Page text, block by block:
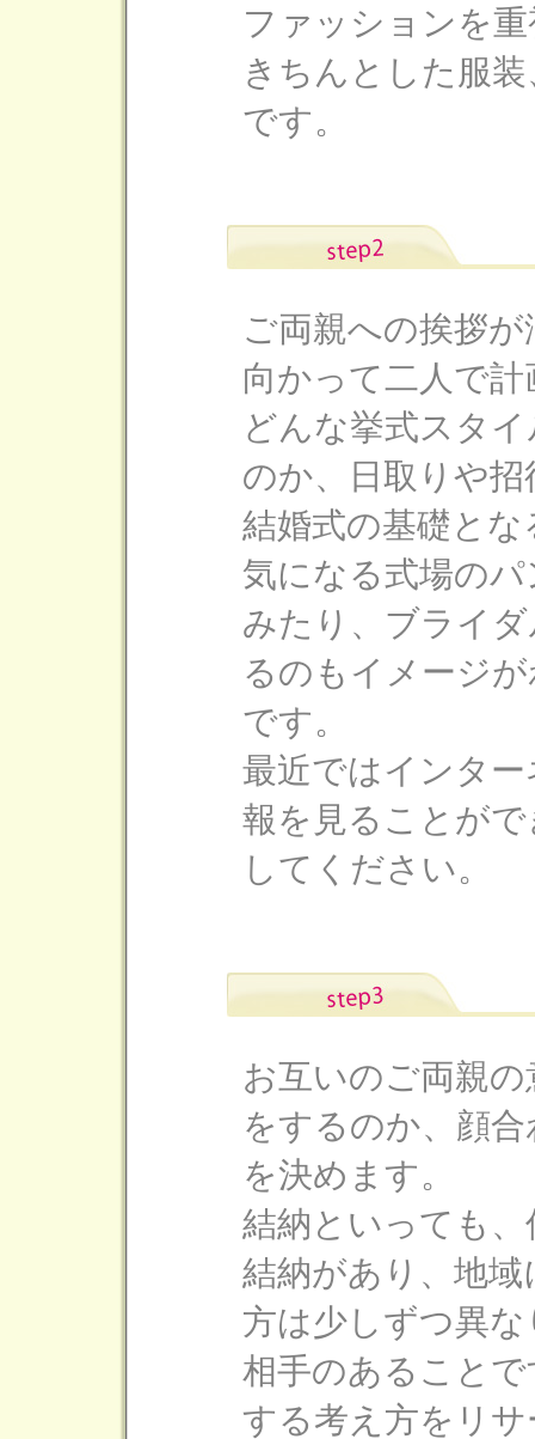
ファッションを
きちんとした服
です。
ご両親への挨拶
向かって二人で
どんな挙式スタ
のか、日取りや
結婚式の基礎と
気になる式場の
みたり、ブライ
るのもイメージ
です。
最近ではインタ
報を見ることが
してください。
お互いのご両親
をするのか、顔
を決めます。
結納といっても
結納があり、地
方は少しずつ異
相手のあること
する考え方をリ